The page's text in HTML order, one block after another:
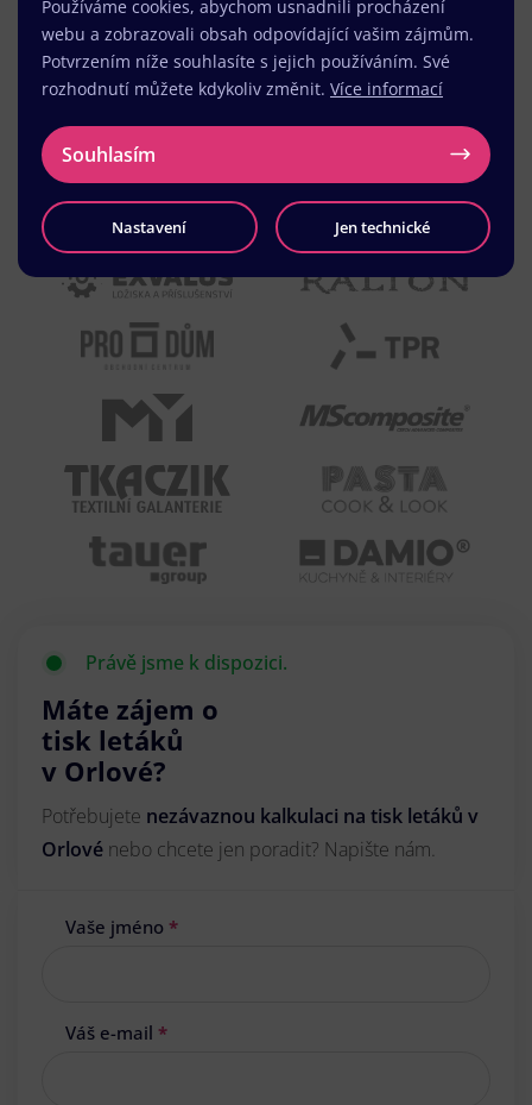
Právě jsme k dispozici.
Máte zájem o
tisk letáků
v Orlové?
Potřebujete nezávaznou kalkulaci na tisk letáků v
Orlové nebo chcete jen poradit? Napište nám.
Vaše jméno *
Váš e-mail *
Používáme cookies, abychom usnadnili procházení
webu a zobrazovali obsah odpovídající vašim zájmům.
Potvrzením níže souhlasíte s jejich používáním. Své
rozhodnutí můžete kdykoliv změnit. Více informací
Souhlasím
Nastavení Jen technické